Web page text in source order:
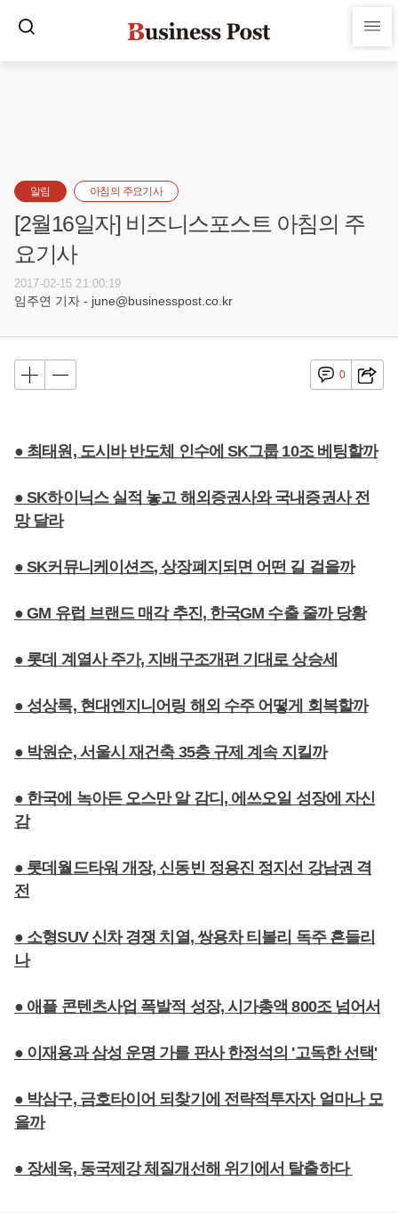
알림 아침의 주요기사
[2월16일자] 비즈니스포스트 아침의 주
요기사
2017-02-15 21:00:19
임주연 기자 - june@businesspost.co.kr
0
● 최태원, 도시바 반도체 인수에 SK그룹 10조 베팅할까
● SK하이닉스 실적 놓고 해외증권사와 국내증권사 전
망 달라
● SK커뮤니케이션즈, 상장폐지되면 어떤 길 걸을까
● GM 유럽 브랜드 매각 추진, 한국GM 수출 줄까 당황
● 롯데 계열사 주가, 지배구조개편 기대로 상승세
● 성상록, 현대엔지니어링 해외 수주 어떻게 회복할까
● 박원순, 서울시 재건축 35층 규제 계속 지킬까
● 한국에 녹아든 오스만 알 감디, 에쓰오일 성장에 자신
감
● 롯데월드타워 개장, 신동빈 정용진 정지선 강남권 격
전
● 소형SUV 신차 경쟁 치열, 쌍용차 티볼리 독주 흔들리
나
● 애플 콘텐츠사업 폭발적 성장, 시가총액 800조 넘어서
● 이재용과 삼성 운명 가를 판사 한정석의 '고독한 선택'
● 박삼구, 금호타이어 되찾기에 전략적투자자 얼마나 모
을까
● 장세욱, 동국제강 체질개선해 위기에서 탈출하다